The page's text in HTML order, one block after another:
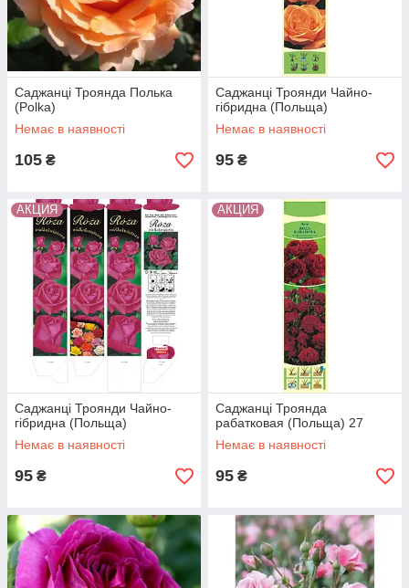
Саджанці Троянда Полька
(Polka)
Немає в наявності
105 ₴
Саджанці Троянди Чайно-
гібридна (Польща)
Немає в наявності
95 ₴
АКЦИЯ
Саджанці Троянди Чайно-
гібридна (Польща)
Немає в наявності
95 ₴
АКЦИЯ
Саджанці Троянда
рабатковая (Польща) 27
Немає в наявності
95 ₴